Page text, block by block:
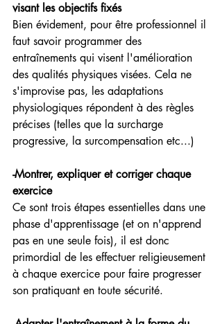
visant les objectifs fixés
Bien évidement, pour être professionnel il
faut savoir programmer des
entraînements qui visent l'amélioration
des qualités physiques visées. Cela ne
s'improvise pas, les adaptations
physiologiques répondent à des règles
précises (telles que la surcharge
progressive, la surcompensation etc...)
-Montrer, expliquer et corriger chaque
exercice
Ce sont trois étapes essentielles dans une
phase d'apprentissage (et on n'apprend
pas en une seule fois), il est donc
primordial de les effectuer religieusement
à chaque exercice pour faire progresser
son pratiquant en toute sécurité.